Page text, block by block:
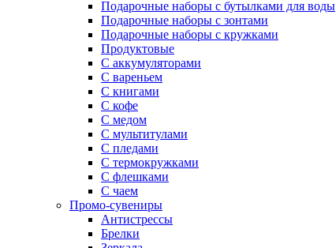
Подарочные наборы с бутылками для воды
Подарочные наборы с зонтами
Подарочные наборы с кружками
Продуктовые
С аккумуляторами
С вареньем
С книгами
С кофе
С медом
С мультитулами
С пледами
С термокружками
С флешками
С чаем
Промо-сувениры
Антистрессы
Брелки